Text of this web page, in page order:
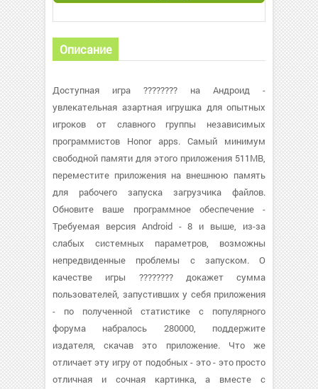
Описание
Доступная игра ???????? на Андроид -
увлекательная азартная игрушка для опытных
игроков от славного группы независимых
программистов Honor apps. Самый минимум
свободной памяти для этого приложения 511MB,
переместите приложения на внешнюю память
для рабочего запуска загрузчика файлов.
Обновите ваше программное обеспечение -
Требуемая версия Android - 8 и выше, из-за
слабых системных параметров, возможны
непредвиденные проблемы с запуском. О
качестве игры ???????? докажет сумма
пользователей, запустивших у себя приложения
- по полученной статистике с популярного
форума набралось 280000, поддержите
издателя, скачав это приложение. Что же
отличает эту игру от подобных - это - это просто
отличная и сочная картинка, а вместе с